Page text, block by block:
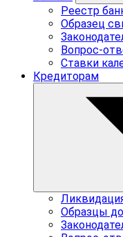
Реестр
Образец
Вопрос-
Ставки
Кредиторам
Образцы